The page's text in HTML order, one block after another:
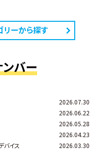
リーから探す
バー
2026.07.30
2026.06.22
2026.05.28
2026.04.23
バイス
2026.03.30